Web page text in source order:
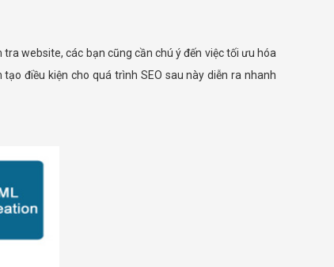
website, các bạn cũng cần chú ý đến việc tối ưu hóa
điều kiện cho quá trình SEO sau này diễn ra nhanh